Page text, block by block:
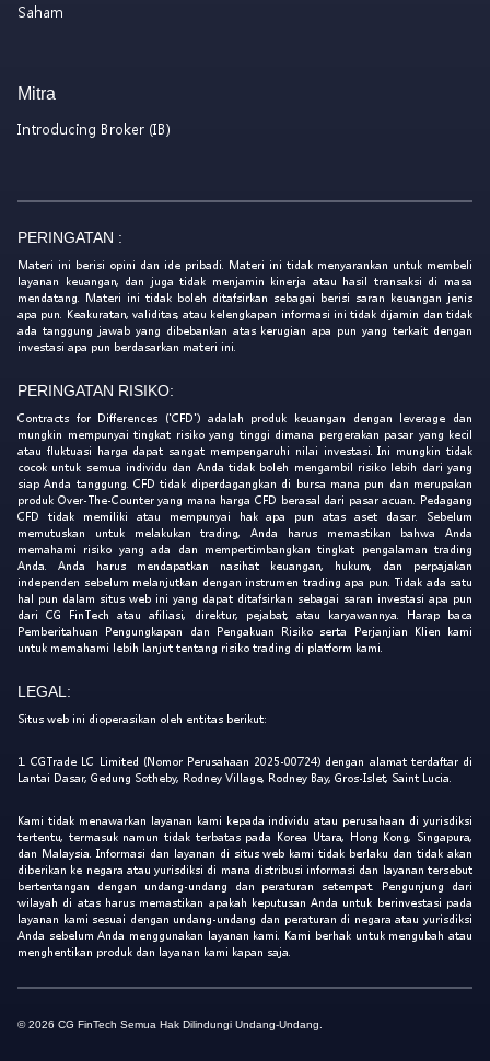
Saham
Mitra
Introducing Broker (IB)
PERINGATAN :
Materi ini berisi opini dan ide pribadi. Materi ini tidak menyarankan untuk membeli
layanan keuangan, dan juga tidak menjamin kinerja atau hasil transaksi di masa
mendatang. Materi ini tidak boleh ditafsirkan sebagai berisi saran keuangan jenis
apa pun. Keakuratan, validitas, atau kelengkapan informasi ini tidak dijamin dan tidak
ada tanggung jawab yang dibebankan atas kerugian apa pun yang terkait dengan
investasi apa pun berdasarkan materi ini.
PERINGATAN RISIKO:
Contracts for Differences ('CFD') adalah produk keuangan dengan leverage dan
mungkin mempunyai tingkat risiko yang tinggi dimana pergerakan pasar yang kecil
atau fluktuasi harga dapat sangat mempengaruhi nilai investasi. Ini mungkin tidak
cocok untuk semua individu dan Anda tidak boleh mengambil risiko lebih dari yang
siap Anda tanggung. CFD tidak diperdagangkan di bursa mana pun dan merupakan
produk Over-The-Counter yang mana harga CFD berasal dari pasar acuan. Pedagang
CFD tidak memiliki atau mempunyai hak apa pun atas aset dasar. Sebelum
memutuskan untuk melakukan trading, Anda harus memastikan bahwa Anda
memahami risiko yang ada dan mempertimbangkan tingkat pengalaman trading
Anda. Anda harus mendapatkan nasihat keuangan, hukum, dan perpajakan
independen sebelum melanjutkan dengan instrumen trading apa pun. Tidak ada satu
hal pun dalam situs web ini yang dapat ditafsirkan sebagai saran investasi apa pun
dari CG FinTech atau afiliasi, direktur, pejabat, atau karyawannya. Harap baca
Pemberitahuan Pengungkapan dan Pengakuan Risiko serta Perjanjian Klien kami
untuk memahami lebih lanjut tentang risiko trading di platform kami.
LEGAL:
Situs web ini dioperasikan oleh entitas berikut:
1. CGTrade LC Limited (Nomor Perusahaan 2025-00724) dengan alamat terdaftar di
Lantai Dasar, Gedung Sotheby, Rodney Village, Rodney Bay, Gros-Islet, Saint Lucia.
Kami tidak menawarkan layanan kami kepada individu atau perusahaan di yurisdiksi
tertentu, termasuk namun tidak terbatas pada Korea Utara, Hong Kong, Singapura,
dan Malaysia. Informasi dan layanan di situs web kami tidak berlaku dan tidak akan
diberikan ke negara atau yurisdiksi di mana distribusi informasi dan layanan tersebut
bertentangan dengan undang-undang dan peraturan setempat. Pengunjung dari
wilayah di atas harus memastikan apakah keputusan Anda untuk berinvestasi pada
layanan kami sesuai dengan undang-undang dan peraturan di negara atau yurisdiksi
Anda sebelum Anda menggunakan layanan kami. Kami berhak untuk mengubah atau
menghentikan produk dan layanan kami kapan saja.
© 2026 CG FinTech Semua Hak Dilindungi Undang-Undang.